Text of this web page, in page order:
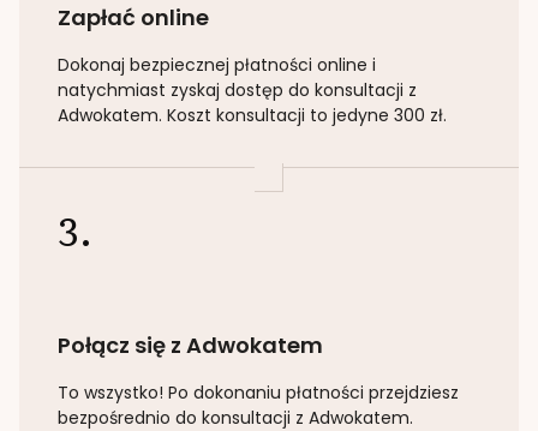
Zapłać online
Dokonaj bezpiecznej płatności online i
natychmiast zyskaj dostęp do konsultacji z
Adwokatem. Koszt konsultacji to jedyne 300 zł.
3.
Połącz się z Adwokatem
To wszystko! Po dokonaniu płatności przejdziesz
bezpośrednio do konsultacji z Adwokatem.